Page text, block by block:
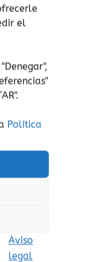
el
"
Política
Aviso
legal
más fácil!
fabuloso
Amor